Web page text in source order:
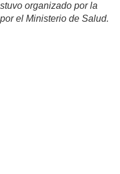
organizado por la
el Ministerio de Salud.